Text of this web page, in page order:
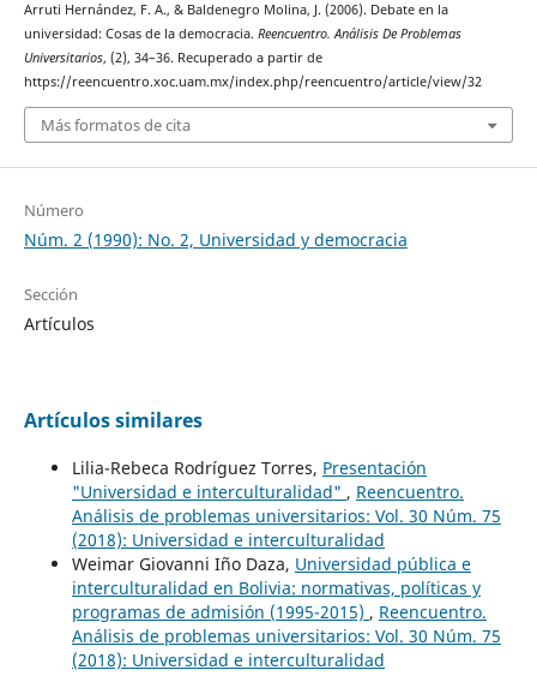
Arruti Hernández, F. A., & Baldenegro Molina, J. (2006). Debate en la
universidad: Cosas de la democracia. Reencuentro. Análisis De Problemas
Universitarios, (2), 34–36. Recuperado a partir de
https://reencuentro.xoc.uam.mx/index.php/reencuentro/article/view/32
Más formatos de cita
Número
Núm. 2 (1990): No. 2, Universidad y democracia
Sección
Artículos
Artículos similares
Lilia-Rebeca Rodríguez Torres, Presentación
"Universidad e interculturalidad" , Reencuentro.
Análisis de problemas universitarios: Vol. 30 Núm. 75
(2018): Universidad e interculturalidad
Weimar Giovanni Iño Daza, Universidad pública e
interculturalidad en Bolivia: normativas, políticas y
programas de admisión (1995-2015) , Reencuentro.
Análisis de problemas universitarios: Vol. 30 Núm. 75
(2018): Universidad e interculturalidad